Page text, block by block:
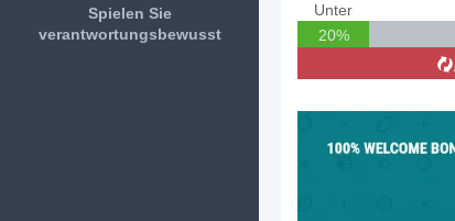
Spielen Sie
verantwortungsbewusst
Unter
20%